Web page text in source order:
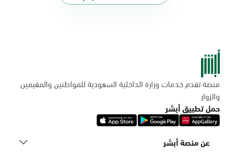
منصة تقدم خدمات وزارة الداخلية السعودية للمواطنين والمقيمين
والزوار
حمل تطبيق أبشر
عن منصة أبشر